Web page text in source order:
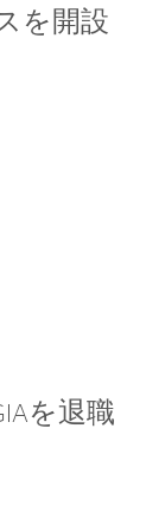
を開設
を退職